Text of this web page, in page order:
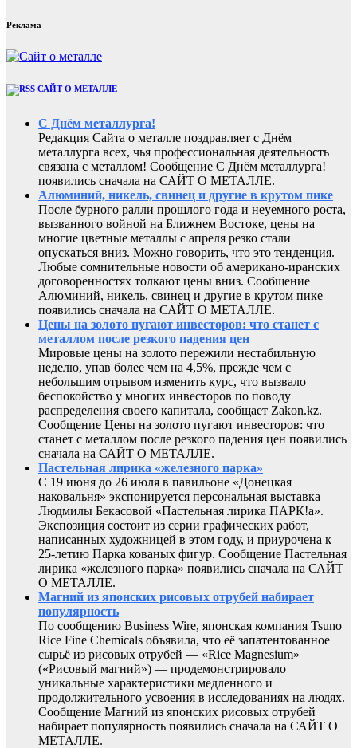
Реклама
САЙТ О МЕТАЛЛЕ
С Днём металлурга!
Редакция Сайта о металле поздравляет с Днём
металлурга всех, чья профессиональная деятельность
связана с металлом! Сообщение С Днём металлурга!
появились сначала на САЙТ О МЕТАЛЛЕ.
Алюминий, никель, свинец и другие в крутом пике
После бурного ралли прошлого года и неуемного роста,
вызванного войной на Ближнем Востоке, цены на
многие цветные металлы с апреля резко стали
опускаться вниз. Можно говорить, что это тенденция.
Любые сомнительные новости об американо-иранских
договоренностях толкают цены вниз. Сообщение
Алюминий, никель, свинец и другие в крутом пике
появились сначала на САЙТ О МЕТАЛЛЕ.
Цены на золото пугают инвесторов: что станет с
металлом после резкого падения цен
Мировые цены на золото пережили нестабильную
неделю, упав более чем на 4,5%, прежде чем с
небольшим отрывом изменить курс, что вызвало
беспокойство у многих инвесторов по поводу
распределения своего капитала, сообщает Zakon.kz.
Сообщение Цены на золото пугают инвесторов: что
станет с металлом после резкого падения цен появились
сначала на САЙТ О МЕТАЛЛЕ.
Пастельная лирика «железного парка»
С 19 июня до 26 июля в павильоне «Донецкая
наковальня» экспонируется персональная выставка
Людмилы Бекасовой «Пастельная лирика ПАРК!а».
Экспозиция состоит из серии графических работ,
написанных художницей в этом году, и приурочена к
25-летию Парка кованых фигур. Сообщение Пастельная
лирика «железного парка» появились сначала на САЙТ
О МЕТАЛЛЕ.
Магний из японских рисовых отрубей набирает
популярность
По сообщению Business Wire, японская компания Tsuno
Rice Fine Chemicals объявила, что её запатентованное
сырьё из рисовых отрубей — «Rice Magnesium»
(«Рисовый магний») — продемонстрировало
уникальные характеристики медленного и
продолжительного усвоения в исследованиях на людях.
Сообщение Магний из японских рисовых отрубей
набирает популярность появились сначала на САЙТ О
МЕТАЛЛЕ.